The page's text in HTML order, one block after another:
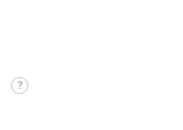
?